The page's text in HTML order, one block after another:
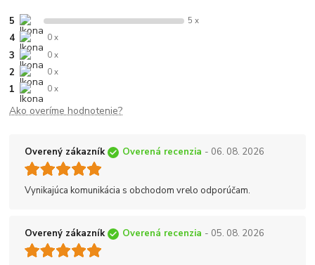
5 5 x
4 0 x
3 0 x
2 0 x
1 0 x
Ako overíme hodnotenie?
Overený zákazník Overená recenzia - 06. 08. 2026
Vynikajúca komunikácia s obchodom vrelo odporúčam.
Overený zákazník Overená recenzia - 05. 08. 2026